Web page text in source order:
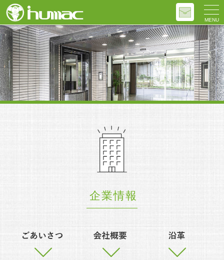
企業情報
MENU